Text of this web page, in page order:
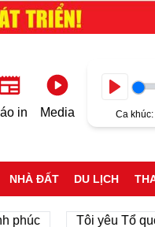
in Media Ca khúc:
NHÀ ĐẤT DU LỊCH
Tôi yêu Tổ quốc tôi